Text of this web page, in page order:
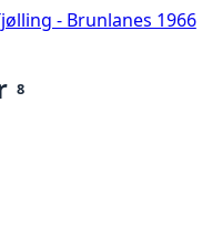
- Brunlanes 1966
8